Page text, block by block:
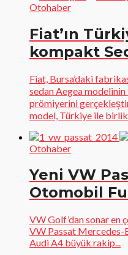
Otohaber
Fiat’ın
kompakt
Fiat, Bursa’daki
sedan Aegea
prömiyerini
model, Türkiye ile
Otohaber
Yeni VW
Otomobil
VW Golf’dan sonar en
VW Passat Mercedes-
Audi A4 büyük rakip...